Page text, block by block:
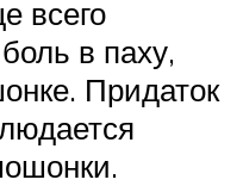
всего
в паху,
Придаток